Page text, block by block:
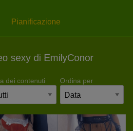
Pianificazione
sexy di EmilyConor
dei contenuti Ordina per